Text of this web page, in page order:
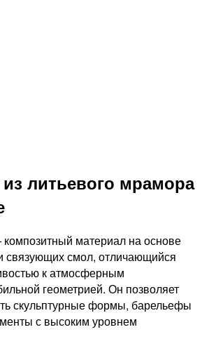
литьевого мрамора
материал на основе
связующих смол, отличающийся
к атмосферным
геометрией. Он позволяет
скульптурные формы, барельефы
с высоким уровнем